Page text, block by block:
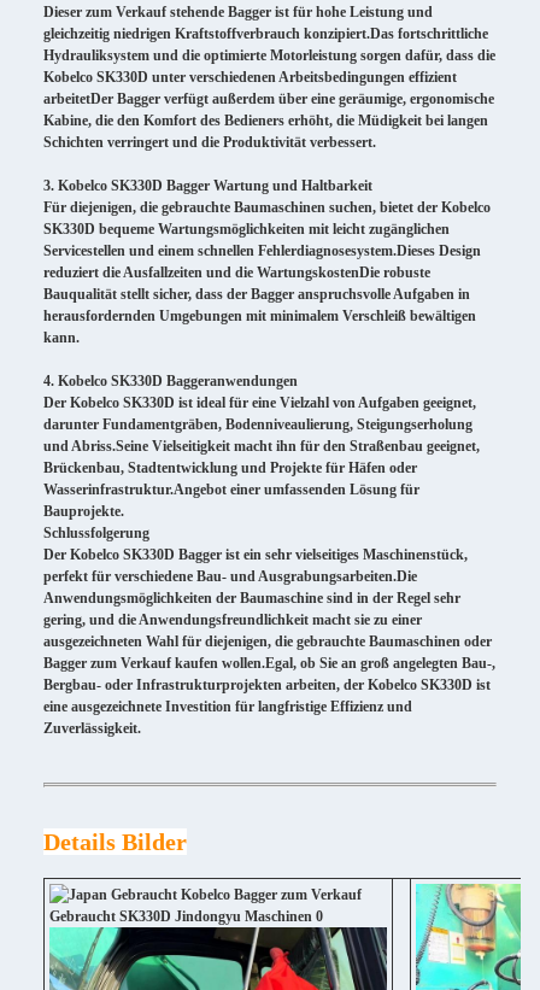
Dieser zum Verkauf stehende Bagger ist für hohe Leistung und
gleichzeitig niedrigen Kraftstoffverbrauch konzipiert.Das fortschrittliche
Hydrauliksystem und die optimierte Motorleistung sorgen dafür, dass die
Kobelco SK330D unter verschiedenen Arbeitsbedingungen effizient
arbeitetDer Bagger verfügt außerdem über eine geräumige, ergonomische
Kabine, die den Komfort des Bedieners erhöht, die Müdigkeit bei langen
Schichten verringert und die Produktivität verbessert.
3. Kobelco SK330D Bagger Wartung und Haltbarkeit
Für diejenigen, die gebrauchte Baumaschinen suchen, bietet der Kobelco
SK330D bequeme Wartungsmöglichkeiten mit leicht zugänglichen
Servicestellen und einem schnellen Fehlerdiagnosesystem.Dieses Design
reduziert die Ausfallzeiten und die WartungskostenDie robuste
Bauqualität stellt sicher, dass der Bagger anspruchsvolle Aufgaben in
herausfordernden Umgebungen mit minimalem Verschleiß bewältigen
kann.
4. Kobelco SK330D Baggeranwendungen
Der Kobelco SK330D ist ideal für eine Vielzahl von Aufgaben geeignet,
darunter Fundamentgräben, Bodenniveaulierung, Steigungserholung
und Abriss.Seine Vielseitigkeit macht ihn für den Straßenbau geeignet,
Brückenbau, Stadtentwicklung und Projekte für Häfen oder
Wasserinfrastruktur.Angebot einer umfassenden Lösung für
Bauprojekte.
Schlussfolgerung
Der Kobelco SK330D Bagger ist ein sehr vielseitiges Maschinenstück,
perfekt für verschiedene Bau- und Ausgrabungsarbeiten.Die
Anwendungsmöglichkeiten der Baumaschine sind in der Regel sehr
gering, und die Anwendungsfreundlichkeit macht sie zu einer
ausgezeichneten Wahl für diejenigen, die gebrauchte Baumaschinen oder
Bagger zum Verkauf kaufen wollen.Egal, ob Sie an groß angelegten Bau-,
Bergbau- oder Infrastrukturprojekten arbeiten, der Kobelco SK330D ist
eine ausgezeichnete Investition für langfristige Effizienz und
Zuverlässigkeit.
Details Bilder